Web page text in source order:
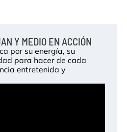
Y MEDIO EN ACCIÓN
por su energía, su
para hacer de cada
entretenida y